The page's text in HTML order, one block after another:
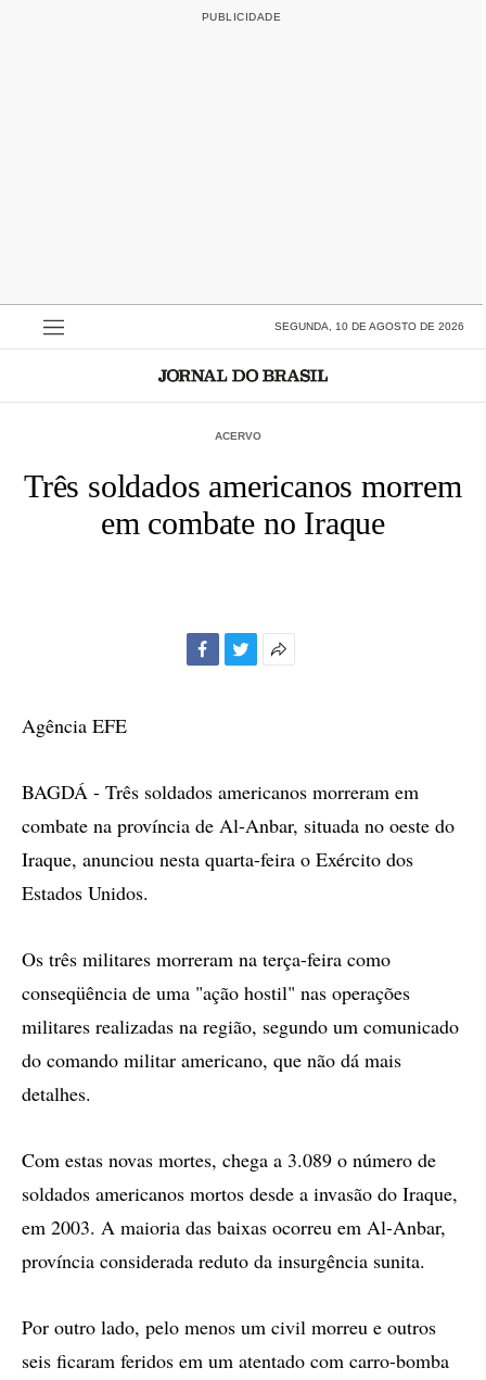
SEGUNDA, 10 DE AGOSTO DE 2026
ACERVO
Três soldados americanos morrem
em combate no Iraque
Agência EFE
BAGDÁ - Três soldados americanos morreram em
combate na província de Al-Anbar, situada no oeste do
Iraque, anunciou nesta quarta-feira o Exército dos
Estados Unidos.
Os três militares morreram na terça-feira como
conseqüência de uma "ação hostil" nas operações
militares realizadas na região, segundo um comunicado
do comando militar americano, que não dá mais
detalhes.
Com estas novas mortes, chega a 3.089 o número de
soldados americanos mortos desde a invasão do Iraque,
em 2003. A maioria das baixas ocorreu em Al-Anbar,
província considerada reduto da insurgência sunita.
Por outro lado, pelo menos um civil morreu e outros
seis ficaram feridos em um atentado com carro-bomba